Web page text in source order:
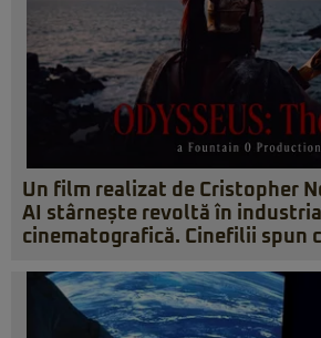
Un film realizat de Cristopher
AI stârnește revoltă în industria
cinematografică. Cinefilii spun